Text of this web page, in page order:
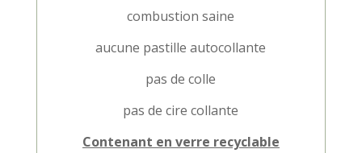
combustion saine
aucune pastille autocollante
pas de colle
pas de cire collante
Contenant en verre recyclable